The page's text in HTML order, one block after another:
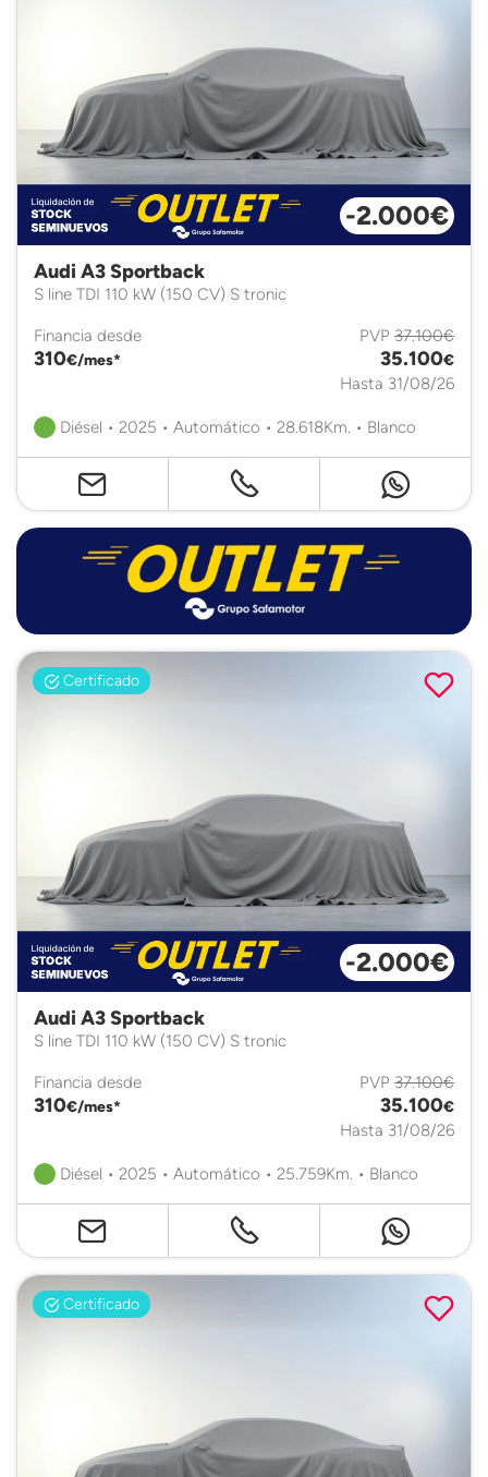
-2.000€
Audi A3 Sportback
S line TDI 110 kW (150 CV) S tronic
Financia desde
310€/mes*
PVP 37.100€
35.100€
Hasta 31/08/26
Diésel • 2025 • Automático • 28.618Km. • Blanco
Certificado
-2.000€
Audi A3 Sportback
S line TDI 110 kW (150 CV) S tronic
Financia desde
310€/mes*
PVP 37.100€
35.100€
Hasta 31/08/26
Diésel • 2025 • Automático • 25.759Km. • Blanco
Certificado